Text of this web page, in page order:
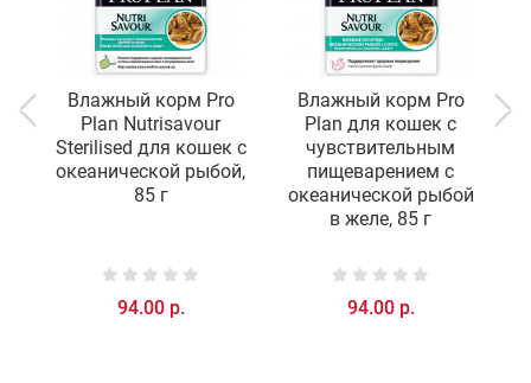
Влажный корм Pro
Plan Nutrisavour
Sterilised для кошек с
океанической рыбой,
85 г
94.00 р.
Влажный корм Pro
Plan для кошек с
чувствительным
пищеварением с
океанической рыбой
в желе, 85 г
94.00 р.